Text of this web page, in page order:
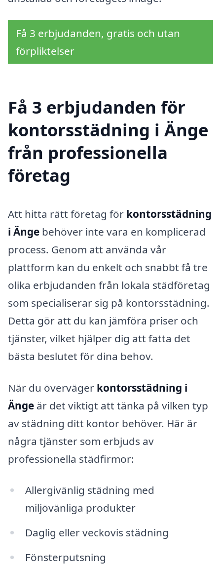
Få 3 erbjudanden, gratis och utan
förpliktelser
Få 3 erbjudanden för
kontorsstädning i Änge
från professionella
företag
Att hitta rätt företag för kontorsstädning
i Änge behöver inte vara en komplicerad
process. Genom att använda vår
plattform kan du enkelt och snabbt få tre
olika erbjudanden från lokala städföretag
som specialiserar sig på kontorsstädning.
Detta gör att du kan jämföra priser och
tjänster, vilket hjälper dig att fatta det
bästa beslutet för dina behov.
När du överväger kontorsstädning i
Änge är det viktigt att tänka på vilken typ
av städning ditt kontor behöver. Här är
några tjänster som erbjuds av
professionella städfirmor:
Allergivänlig städning med
miljövänliga produkter
Daglig eller veckovis städning
Fönsterputsning